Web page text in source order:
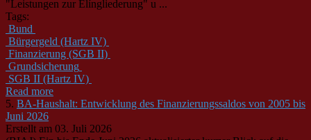
"Leistungen zur Elíngliederung" u ...
Tags:
Bund
Bürgergeld (Hartz IV)
Finanzierung (SGB II)
Grundsicherung
SGB II (Hartz IV)
Read more
5. BA-Haushalt: Entwicklung des Finanzierungssaldos von 2005 bis
Juni 2026
Erstellt am 03. Juli 2026